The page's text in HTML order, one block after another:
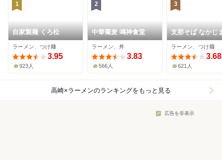
1
自家製麺 くろ松
ラーメン、つけ麺
3.95
923人
2
中華蕎麦 鳴神食堂
ラーメン、丼
3.83
566人
3
支那そば なかじ
ラーメン、つけ麺
3.68
621人
高崎×ラーメンのランキングをもっと見る
広告を非表示